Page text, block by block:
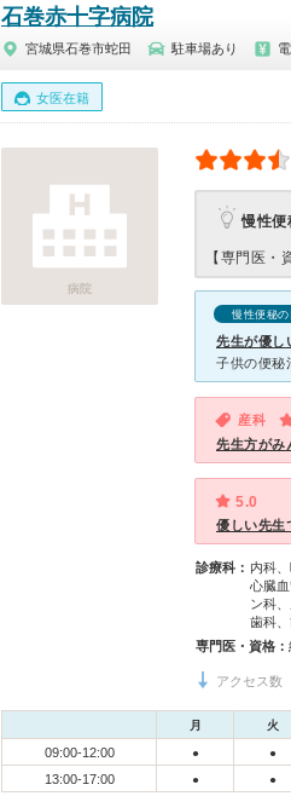
石巻赤十字病院
宮城県石巻市蛇田 駐車場あり
女医在籍
病院
慢性便
【専門医・
慢性便秘の
先生が優し
産科
先生方がみ
5.0
優しい先生
診療科： 内科
心臓
ン科
歯科
専門医・資格：
アクセス数
月 火
09:00-12:00 ● ●
13:00-17:00 ● ●